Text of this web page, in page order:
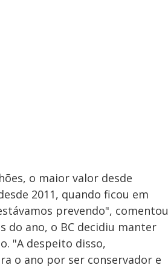
o maior valor desde
2011, quando ficou em
prevendo", comentou
do ano, o BC decidiu manter
"A despeito disso,
o ano por ser conservador e